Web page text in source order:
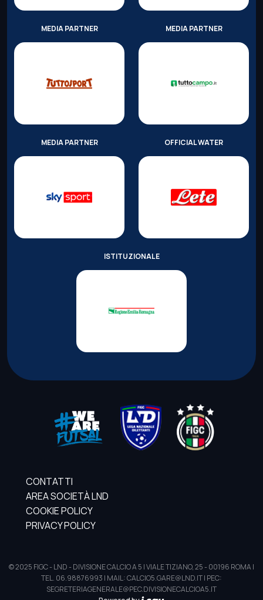
MEDIA PARTNER MEDIA PARTNER
MEDIA PARTNER OFFICIAL WATER
ISTITUZIONALE
CONTATTI
AREA SOCIETÀ LND
COOKIE POLICY
PRIVACY POLICY
© 2025 FIGC - LND - DIVISIONE CALCIO A 5 | VIALE TIZIANO, 25 - 00196 ROMA |
TEL. 06.98876993 | MAIL: CALCIO5.GARE@LND.IT | PEC:
SEGRETERIAGENERALE@PEC.DIVISIONECALCIOA5.IT